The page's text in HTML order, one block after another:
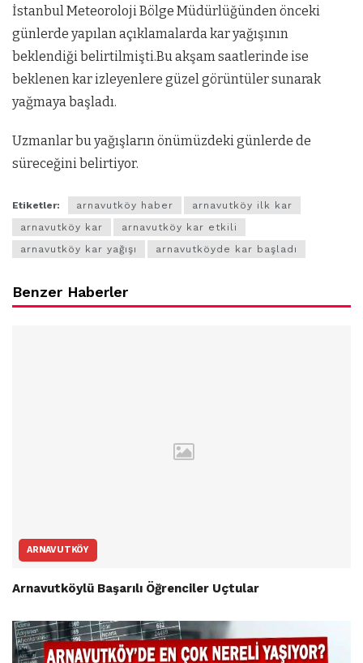
İstanbul Meteoroloji Bölge Müdürlüğünden önceki
günlerde yapılan açıklamalarda kar yağışının
beklendiği belirtilmişti.Bu akşam saatlerinde ise
beklenen kar izleyenlere güzel görüntüler sunarak
yağmaya başladı.
Uzmanlar bu yağışların önümüzdeki günlerde de
süreceğini belirtiyor.
Etiketler: arnavutköy haber
arnavutköy ilk kar
arnavutköy kar
arnavutköy kar etkili
arnavutköy kar yağışı
arnavutköyde kar başladı
Benzer Haberler
ARNAVUTKÖY
Arnavutköylü Başarılı Öğrenciler Uçtular